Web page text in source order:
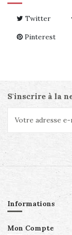
Twitter
Pinterest
S'inscrire à la
Informations
Mon Compte